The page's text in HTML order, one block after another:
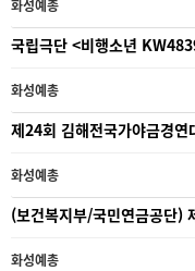
화성예총
국립극단 <비행소년
화성예총
제24회 김해전국가야금경연
화성예총
(보건복지부/국민연금공단)
화성예총